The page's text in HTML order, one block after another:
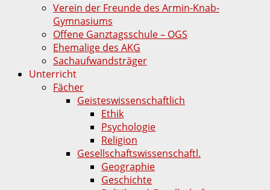
Verein der Freunde des Armin-Knab-
Gymnasiums
Offene Ganztagsschule – OGS
Ehemalige des AKG
Sachaufwandsträger
Unterricht
Fächer
Geisteswissenschaftlich
Ethik
Psychologie
Religion
Gesellschaftswissenschaftl.
Geographie
Geschichte